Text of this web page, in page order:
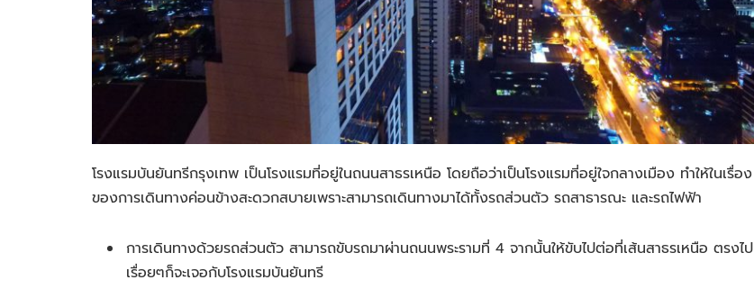
โรงแรมบันยันทรีกรุงเทพ เป็นโรงแรมที่อยู่ในถนนสาธรเหนือ โดยถือว่าเป็นโรงแรมที่อยู่ใจกลางเมือง ทำให้ในเรื่อง
ของการเดินทางค่อนข้างสะดวกสบายเพราะสามารถเดินทางมาได้ทั้งรถส่วนตัว รถสาธารณะ และรถไฟฟ้า
การเดินทางด้วยรถส่วนตัว สามารถขับรถมาผ่านถนนพระรามที่ 4 จากนั้นให้ขับไปต่อที่เส้นสาธรเหนือ ตรงไป
เรื่อยๆก็จะเจอกับโรงแรมบันยันทรี